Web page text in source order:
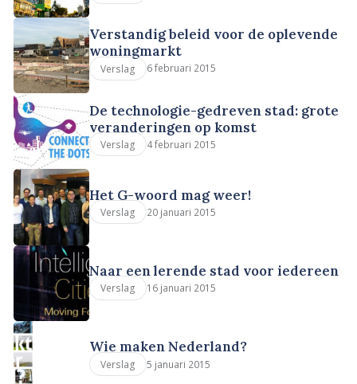
Verstandig beleid voor de oplevende
woningmarkt
Verslag 6 februari 2015
De technologie-gedreven stad: grote
veranderingen op komst
Verslag 4 februari 2015
Het G-woord mag weer!
Verslag 20 januari 2015
Naar een lerende stad voor iedereen
Verslag 16 januari 2015
Wie maken Nederland?
Verslag 5 januari 2015